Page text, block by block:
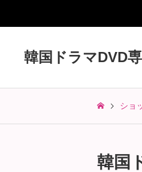
韓国ドラマDVD
ショ
韓国